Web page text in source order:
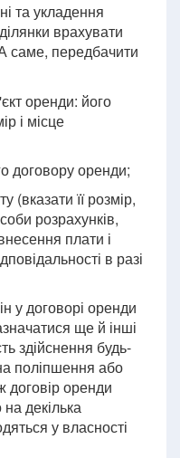
та укладення
врахувати
саме, передбачити
оренди: його
і місце
договору оренди;
(вказати її розмір,
розрахунків,
плати і
в разі
у договорі оренди
ще й інші
здійснення будь-
поліпшення або
договір оренди
декілька
у власності